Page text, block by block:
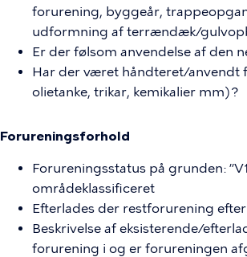
forurening, byggeår,
udformning af terrændæk/
Er der følsom anvendelse af den
Har der været håndteret/anvendt
olietanke, trikar, kemikalier mm)?
Forureningsforhold
Forureningsstatus på grunden:
områdeklassificeret
Efterlades der restforurening
Beskrivelse af eksisterende/
forurening i og er forureningen